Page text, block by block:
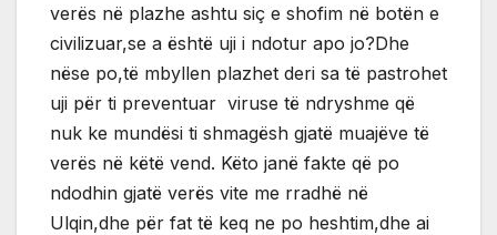
verës në plazhe ashtu siç e shofim në botën e
civilizuar,se a është uji i ndotur apo jo?Dhe
nëse po,të mbyllen plazhet deri sa të pastrohet
uji për ti preventuar viruse të ndryshme që
nuk ke mundësi ti shmagësh gjatë muajëve të
verës në këtë vend. Këto janë fakte që po
ndodhin gjatë verës vite me rradhë në
Ulqin,dhe për fat të keq ne po heshtim,dhe ai